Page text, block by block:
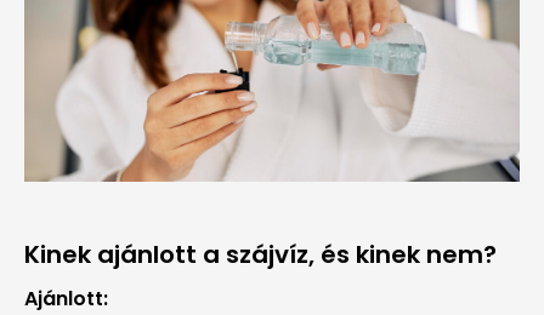
Kinek ajánlott a szájvíz, és kinek nem?
Ajánlott: